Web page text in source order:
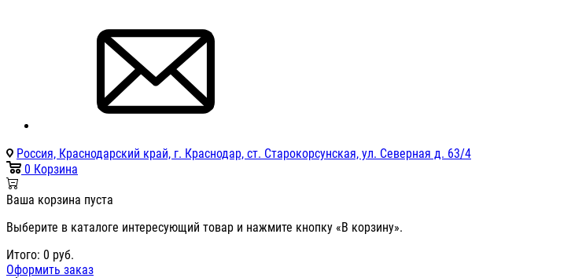
Россия, Краснодарский край, г. Краснодар, ст. Старокорсунская, ул. Северная д. 63/4
0 Корзина
Ваша корзина пуста
Выберите в каталоге интересующий товар и нажмите кнопку «В корзину».
Итого: 0 руб.
Оформить заказ